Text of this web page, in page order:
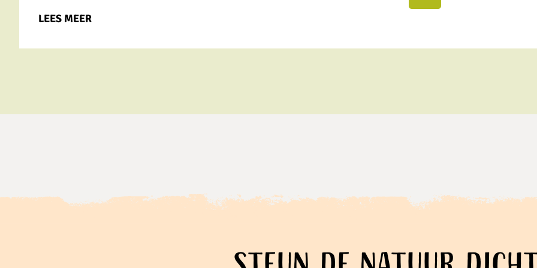
LEES MEER
VORIGE SLIDE